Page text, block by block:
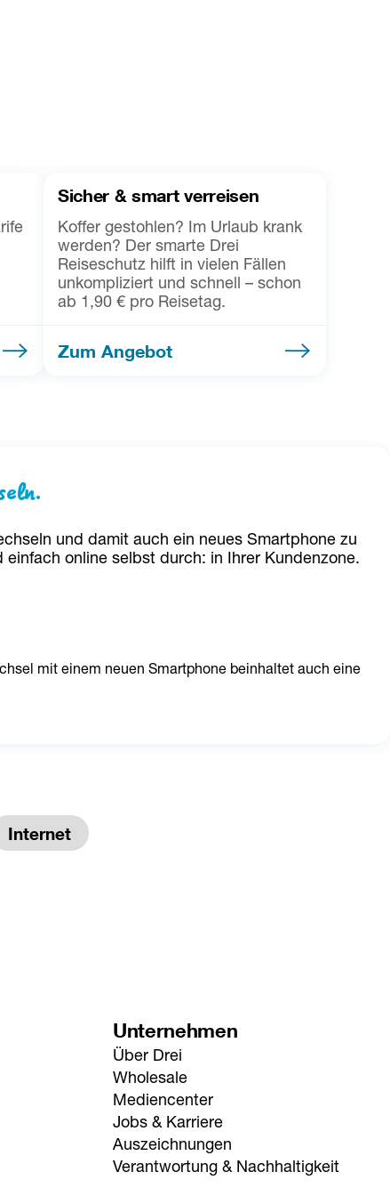
Sicher & smart verreisen
Koffer gestohlen? Im Urlaub krank
werden? Der smarte Drei
Reiseschutz hilft in vielen Fällen
unkompliziert und schnell – schon
ab 1,90 € pro Reisetag.
Zum Angebot
und damit auch ein neues Smartphone zu
online selbst durch: in Ihrer Kundenzone.
mit einem neuen Smartphone beinhaltet auch eine
Internet
Unternehmen
Über Drei
Wholesale
Mediencenter
Jobs & Karriere
Auszeichnungen
Verantwortung & Nachhaltigkeit